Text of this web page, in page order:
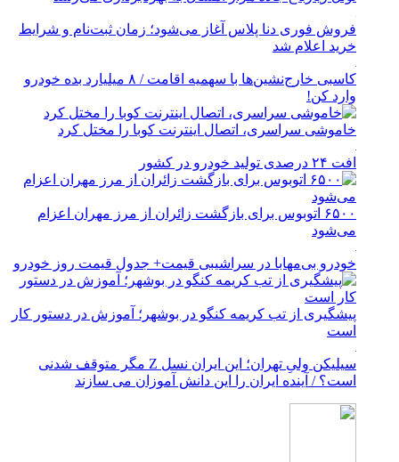
فروش فوری دنا پلاس آغاز می‌شود؛ زمان ثبت‌نام و شرایط
خرید اعلام شد
کاسبی خارج‌نشین‌ها با سهمیه اقامت / ۸ میلیارد بده خودرو
وارد کن!
خاموشی سراسری، اتصال اینترنت کوبا را مختل کرد
افت ۲۴ درصدی تولید خودرو در کشور
۶۵۰۰ اتوبوس برای بازگشت زائران از مرز مهران اعزام
می‌شود
خودرو بی‌مهابا در سراشیبی قیمت+ جدول قیمت روز خودرو
پیشگیری از تب کریمه کنگو در بوشهر؛ آموزش در دستور کار
است
سیلیکن ولیِ تهران؛ این ایران نسل Z مگر متوقف شدنی
است؟ / آینده ایران را این دانش آموزان می سازند